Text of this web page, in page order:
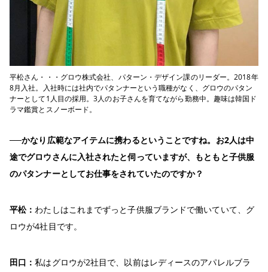
平松さん・・・グロウ株式会社、パターン・デザイン課のリーダー。2018年
8月入社。入社時には社内でパタンナーという職種がなく、グロウのパタン
ナーとして1人目の採用。3人のお子さんを育てながら勤務中。趣味は韓国ド
ラマ鑑賞とスノーボード。
──かなり広範なアイテムに携わるということですね。お2人は中
途でグロウさんに入社されたと伺っていますが、もともと子供服
のパタンナーとしてお仕事をされていたのですか？
平松：わたしはこれまでずっと子供服ブランドで働いていて、グ
ロウが4社目です。
田口：私はグロウが2社目で、以前はレディースのアパレルブラ